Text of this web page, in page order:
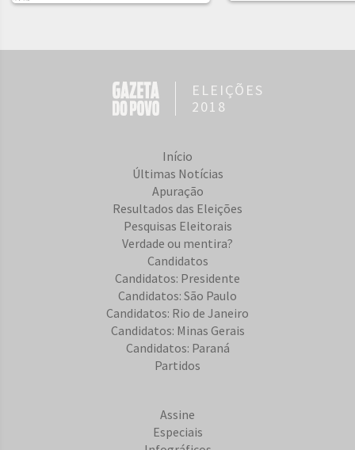
ELEIÇÕES
2018
Início
Últimas Notícias
Apuração
Resultados das Eleições
Pesquisas Eleitorais
Verdade ou mentira?
Candidatos
Candidatos: Presidente
Candidatos: São Paulo
Candidatos: Rio de Janeiro
Candidatos: Minas Gerais
Candidatos: Paraná
Partidos
Assine
Especiais